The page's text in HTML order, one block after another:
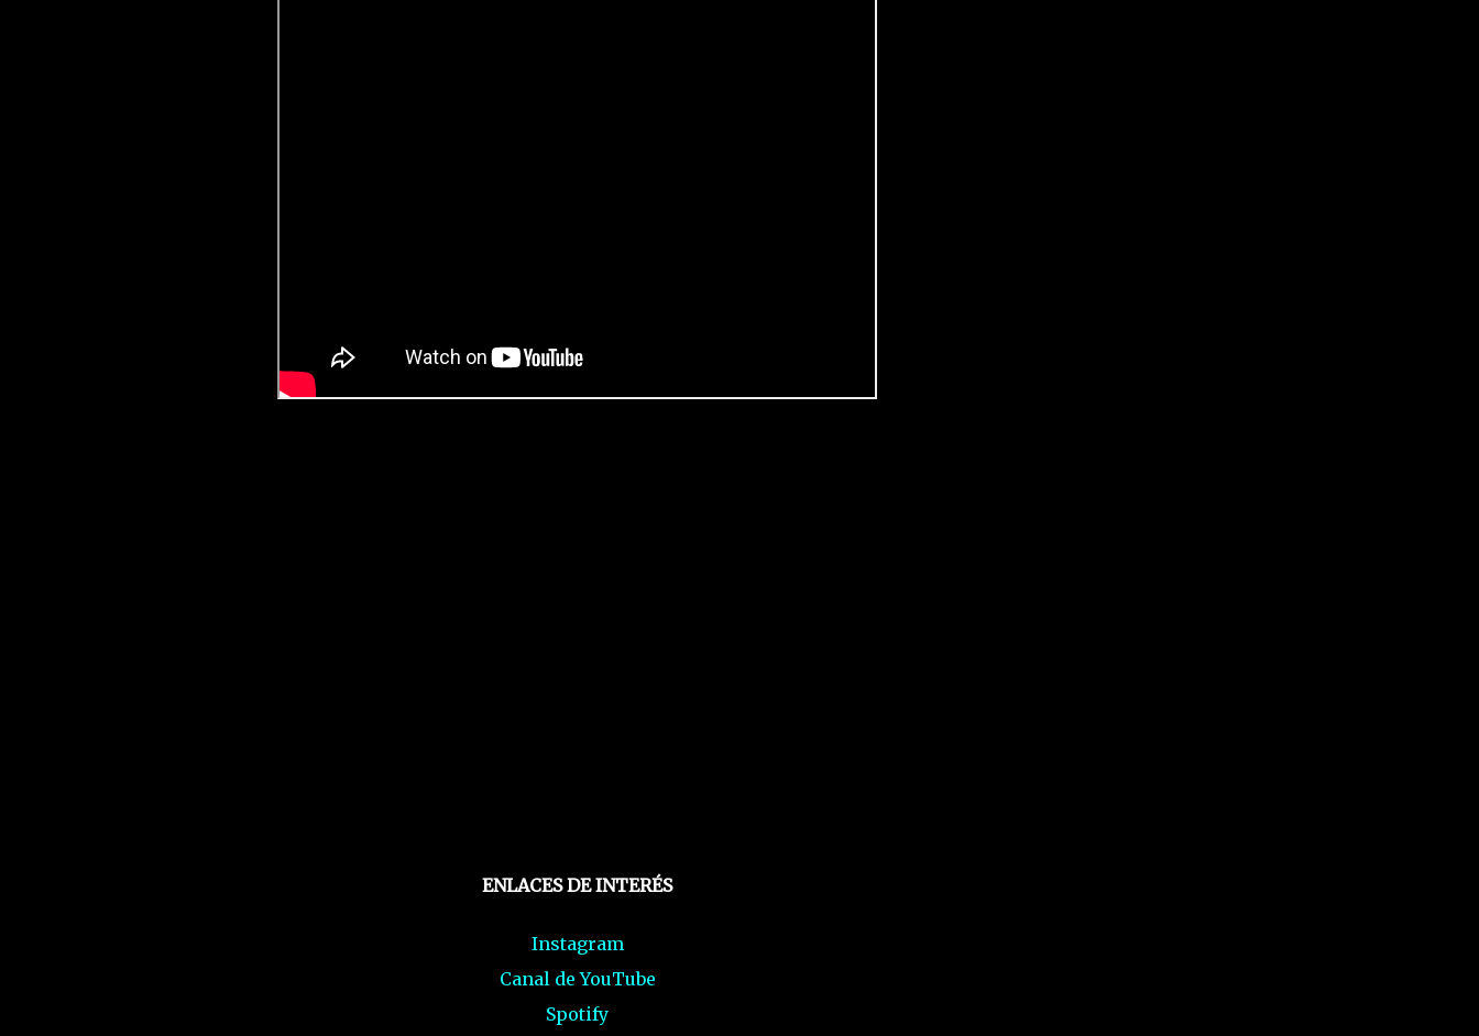
ENLACES DE INTERÉS
Instagram
Canal de YouTube
Spotify